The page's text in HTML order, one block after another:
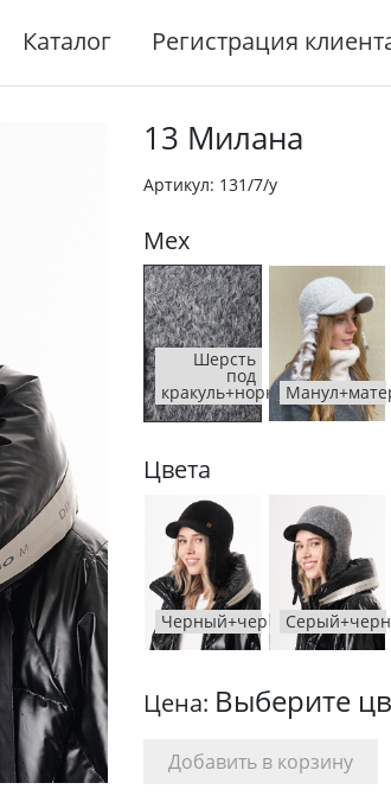
Каталог Регистрация
13 Милана
Артикул: 131/7/у
Мех
Шерсть
под
кракуль+норка
Цвета
Черный+черный
Цена: Выберите